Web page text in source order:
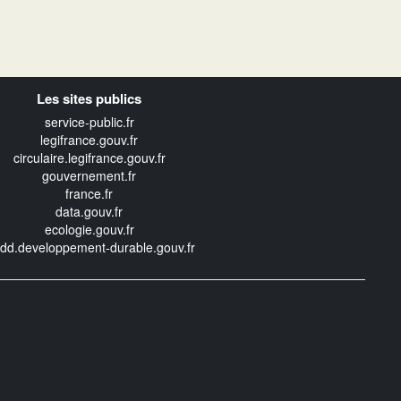
Les sites publics
service-public.fr
legifrance.gouv.fr
circulaire.legifrance.gouv.fr
gouvernement.fr
france.fr
data.gouv.fr
ecologie.gouv.fr
durable.gouv.fr